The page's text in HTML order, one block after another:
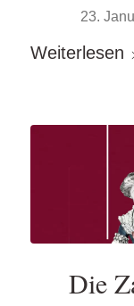
23.
Weiterlesen
Die